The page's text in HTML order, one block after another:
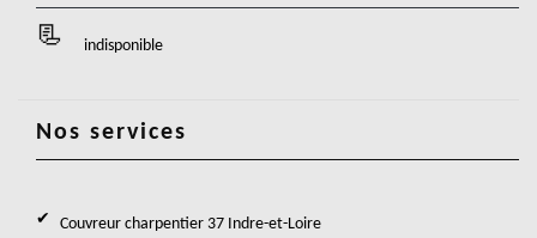
indisponible
Nos services
Couvreur charpentier 37 Indre-et-Loire